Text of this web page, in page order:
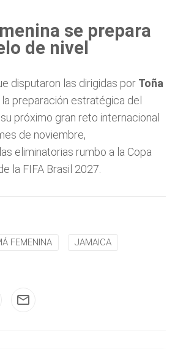
se prepara
de nivel
disputaron las dirigidas por Toña
preparación estratégica del
próximo gran reto internacional
de noviembre,
eliminatorias rumbo a la Copa
la FIFA Brasil 2027.
FEMENINA JAMAICA